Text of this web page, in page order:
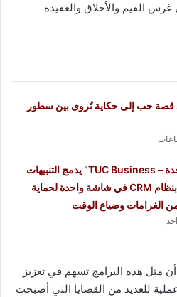
القيم والأخلاق والعقيدة
حب إلى حكاية تُروى بين سطور
“ثمار المتحدة – TUC Business” يدمج التنبيهات
الاستباقية بنظام CRM في شاشة واحدة لحماية
الغرامات وضياع الوقت
مثل هذه البرامج تسهم في تعزيز
للعديد من القضايا التي أصبحت